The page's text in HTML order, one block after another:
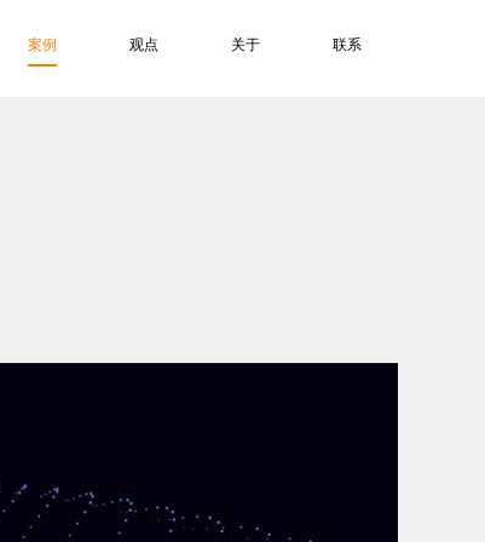
案例 观点 关于 联系